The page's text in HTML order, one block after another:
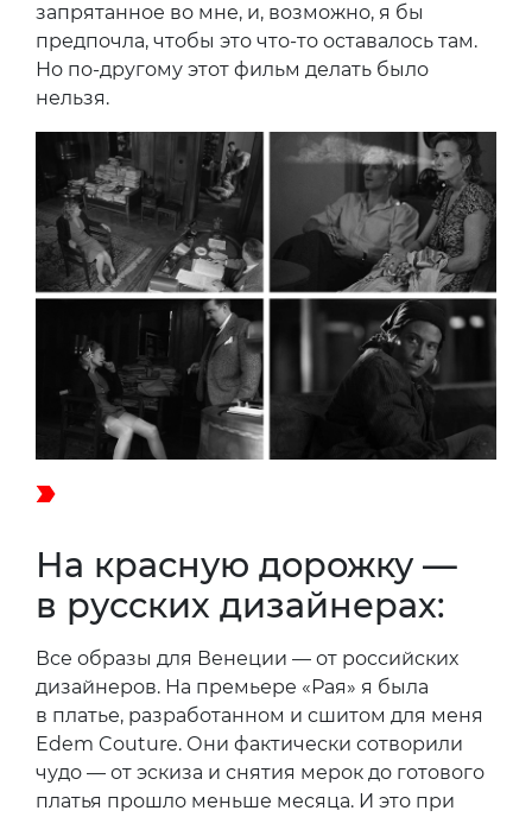
запрятанное во мне, и, возможно, я бы
предпочла, чтобы это что-то оставалось там.
Но по-другому этот фильм делать было
нельзя.
На красную дорожку —
в русских дизайнерах:
Все образы для Венеции — от российских
дизайнеров. На премьере «Рая» я была
в платье, разработанном и сшитом для меня
Edem Couture. Они фактически сотворили
чудо — от эскиза и снятия мерок до готового
платья прошло меньше месяца. И это при